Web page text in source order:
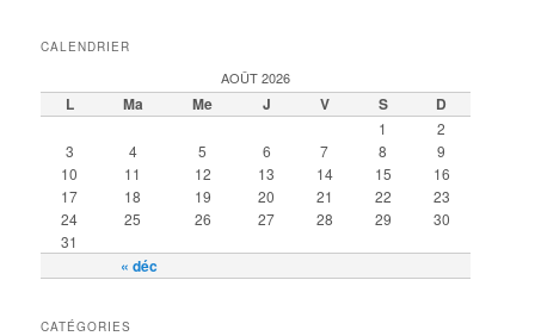
CALENDRIER
AOÛT 2026
L Ma Me J V S D
« déc
1
2
3
4 5 6 7 8
9
10
11 12 13 14 15
16
17
18 19 20 21 22
23
24
25 26 27 28 29
30
31
CATÉGORIES